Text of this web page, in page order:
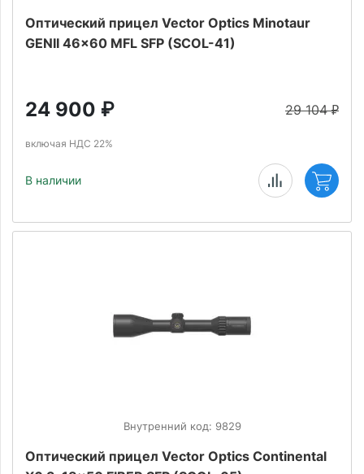
Оптический прицел Vector Optics Minotaur
GENII 46x60 MFL SFP (SCOL-41)
29 104₽
24 900 ₽
включая НДС 22%
В наличии
Внутренний код: 9829
Оптический прицел Vector Optics Continental